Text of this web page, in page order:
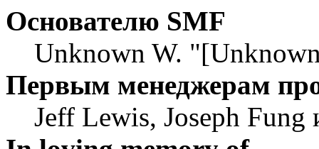
Основателю SMF
Unknown W.
Первым менеджерам
Jeff Lewis, Joseph